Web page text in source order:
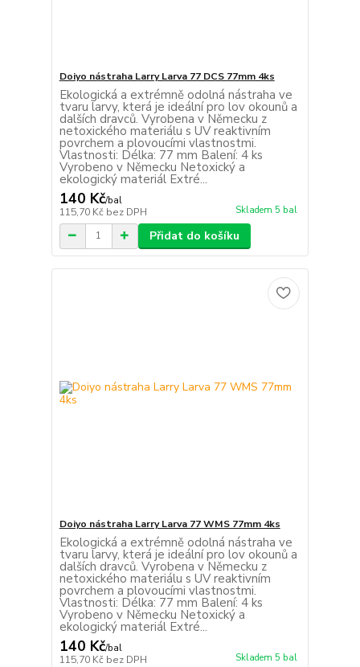
Doiyo nástraha Larry Larva 77 DCS 77mm 4ks
Ekologická a extrémně odolná nástraha ve
tvaru larvy, která je ideální pro lov okounů a
dalších dravců. Vyrobena v Německu z
netoxického materiálu s UV reaktivním
povrchem a plovoucími vlastnostmi.
Vlastnosti: Délka: 77 mm Balení: 4 ks
Vyrobeno v Německu Netoxický a
ekologický materiál Extré...
140 Kč/bal
115,70 Kč bez DPH Skladem 5 bal
Přidat do košíku
Doiyo nástraha Larry Larva 77 WMS 77mm 4ks
Ekologická a extrémně odolná nástraha ve
tvaru larvy, která je ideální pro lov okounů a
dalších dravců. Vyrobena v Německu z
netoxického materiálu s UV reaktivním
povrchem a plovoucími vlastnostmi.
Vlastnosti: Délka: 77 mm Balení: 4 ks
Vyrobeno v Německu Netoxický a
ekologický materiál Extré...
140 Kč/bal
115,70 Kč bez DPH Skladem 5 bal